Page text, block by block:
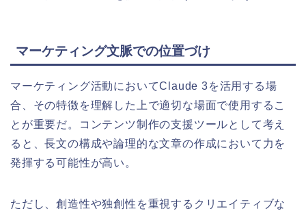
マーケティング文脈での位置づけ
マーケティング活動においてClaude 3を活用する場
合、その特徴を理解した上で適切な場面で使用するこ
とが重要だ。コンテンツ制作の支援ツールとして考え
ると、長文の構成や論理的な文章の作成において力を
発揮する可能性が高い。
ただし、創造性や独創性を重視するクリエイティブな